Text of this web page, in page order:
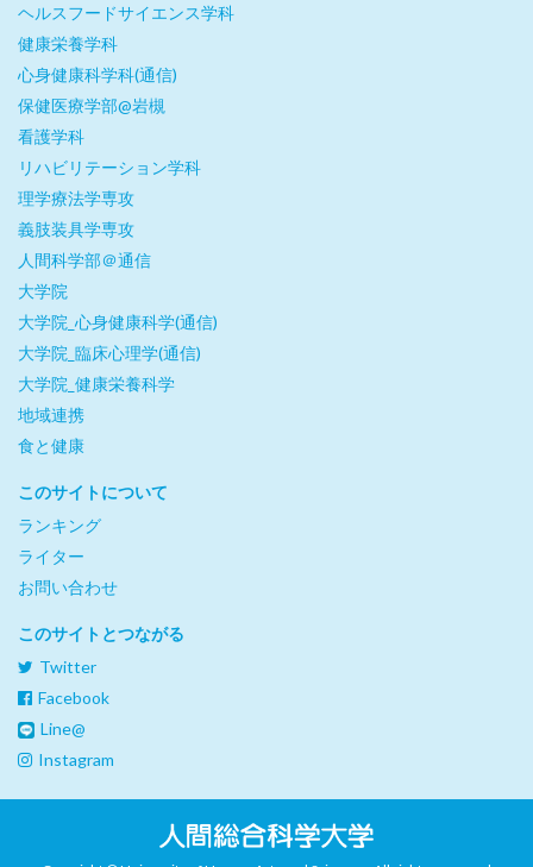
ヘルスフードサイエンス学科
健康栄養学科
心身健康科学科(通信)
保健医療学部@岩槻
看護学科
リハビリテーション学科
理学療法学専攻
義肢装具学専攻
人間科学部＠通信
大学院
大学院_心身健康科学(通信)
大学院_臨床心理学(通信)
大学院_健康栄養科学
地域連携
食と健康
このサイトについて
ランキング
ライター
お問い合わせ
このサイトとつながる
Twitter
Facebook
Line@
Instagram